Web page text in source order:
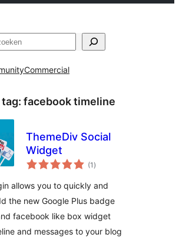
Commercial
facebook timeline
ThemeDiv Social
Widget
(1 totaal
waarderingen
)
allows you to quickly and
the new Google Plus badge
facebook like box widget
and messages to your blog